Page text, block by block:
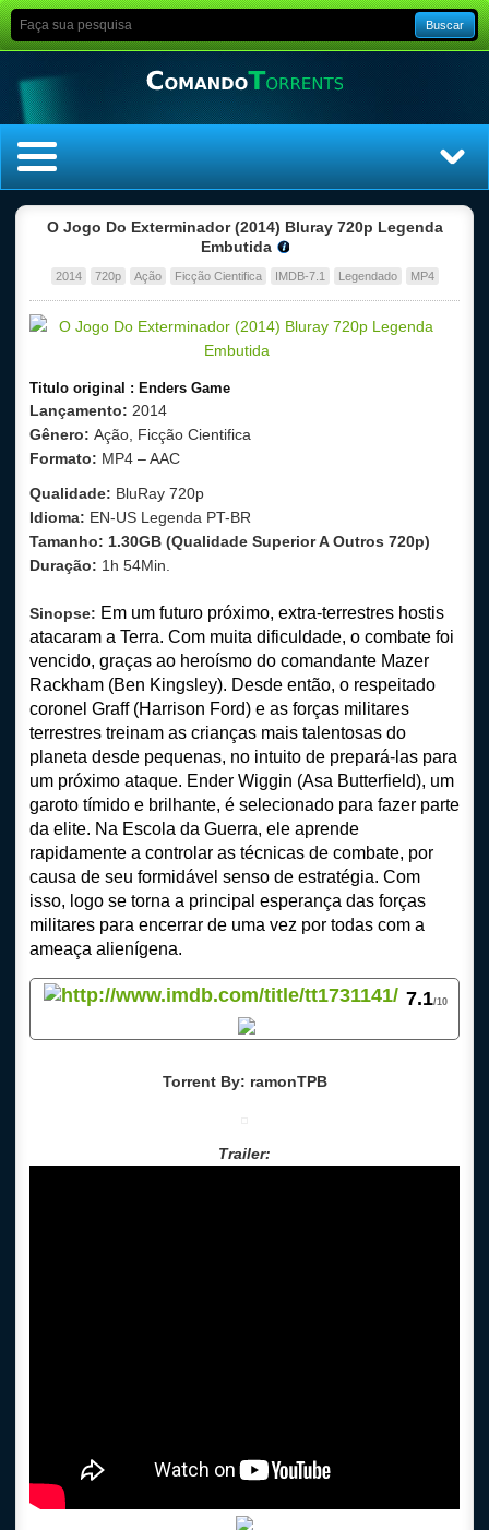
Buscar
Top Séries
O Jogo Do Exterminador (2014) Bluray 720p Legenda
Embutida
2014 720p Ação Ficção Cientifica IMDB-7.1 Legendado MP4
Titulo original : Enders Game
Lançamento: 2014
Gênero: Ação, Ficção Cientifica
Formato: MP4 – AAC
Qualidade: BluRay 720p
Idioma: EN-US Legenda PT-BR
Tamanho: 1.30GB (Qualidade Superior A Outros 720p)
Duração: 1h 54Min.
Sinopse: Em um futuro próximo, extra-terrestres hostis
atacaram a Terra. Com muita dificuldade, o combate foi
vencido, graças ao heroísmo do comandante Mazer
Rackham (Ben Kingsley). Desde então, o respeitado
coronel Graff (Harrison Ford) e as forças militares
terrestres treinam as crianças mais talentosas do
planeta desde pequenas, no intuito de prepará-las para
um próximo ataque. Ender Wiggin (Asa Butterfield), um
garoto tímido e brilhante, é selecionado para fazer parte
da elite. Na Escola da Guerra, ele aprende
rapidamente a controlar as técnicas de combate, por
causa de seu formidável senso de estratégia. Com
isso, logo se torna a principal esperança das forças
militares para encerrar de uma vez por todas com a
ameaça alienígena.
7.1/10
Torrent By: ramonTPB
Trailer: